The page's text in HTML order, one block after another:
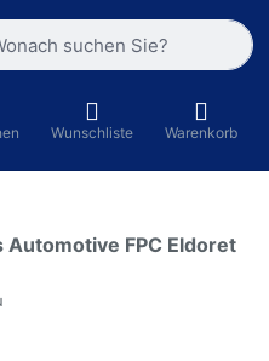
einen Suchbegriff ein.
Wunschliste Warenkorb
FPC Eldoret